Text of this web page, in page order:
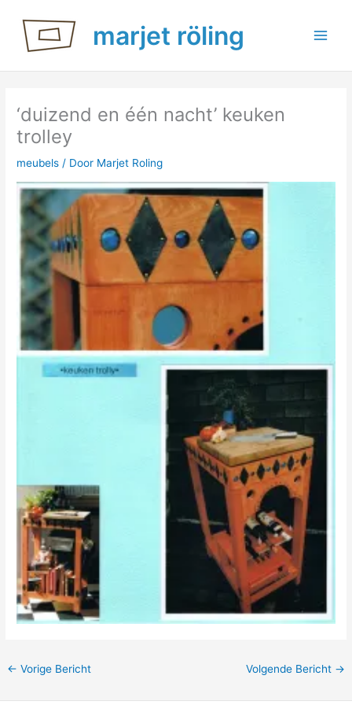
marjet röling
‘duizend en één nacht’ keuken
trolley
meubels / Door Marjet Roling
← Vorige Bericht Volgende Bericht →